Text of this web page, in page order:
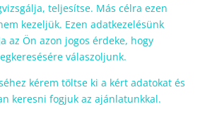
teljesítse. Más célra ezen
kezeljük. Ezen adatkezelésünk
az Ön azon jogos érdeke, hogy
válaszoljunk.
kérem töltse ki a kért adatokat és
keresni fogjuk az ajánlatunkkal.